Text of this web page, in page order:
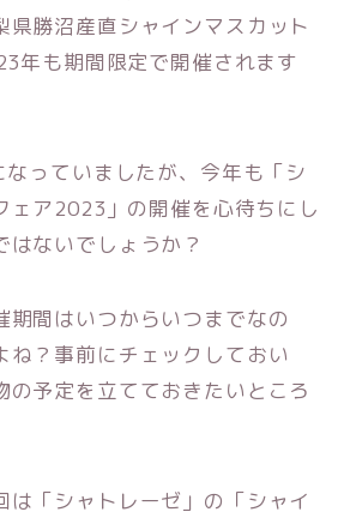
県勝沼産直シャインマスカット
年も期間限定で開催されます
なっていましたが、今年も「シ
ェア2023」の開催を心待ちにし
ないでしょうか？
期間はいつからいつまでなの
ね？事前にチェックしておい
の予定を立てておきたいところ
は「シャトレーゼ」の「シャイ